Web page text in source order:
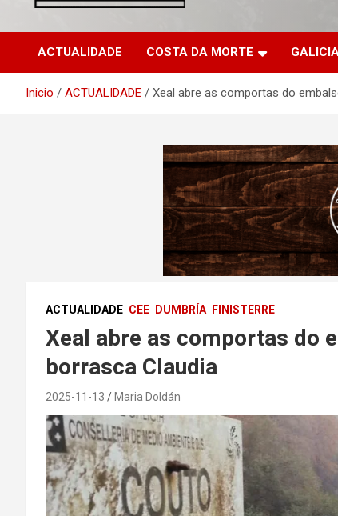
ACTUALIDADE COSTA DA MORTE
Inicio ACTUALIDADE Xeal abre as comportas do
ACTUALIDADE CEE DUMBRÍA FINISTERRE
Xeal abre as comportas do
borrasca Claudia
2025-11-13 Maria Doldán